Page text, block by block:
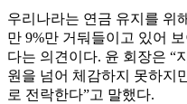
우리나라는 연금 유지를 위
만 9%만 거둬들이고 있어
다는 의견이다. 윤 회장은 “
원을 넘어 체감하지 못하지
로 전락한다”고 말했다.